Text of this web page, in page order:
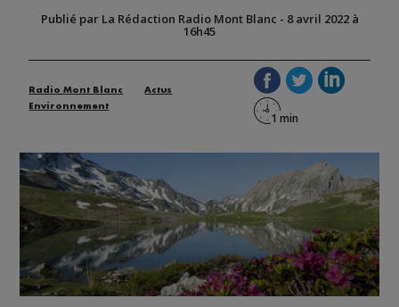
Publié par La Rédaction Radio Mont Blanc - 8 avril 2022 à
16h45
Radio Mont Blanc
Actus
Environnement